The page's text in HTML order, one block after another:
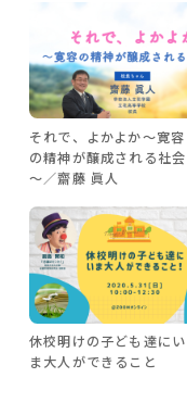
それで、よかよか～寛容
の精神が醸成される社会
～／齋藤 眞人
休校明けの子ども達にい
ま大人ができること